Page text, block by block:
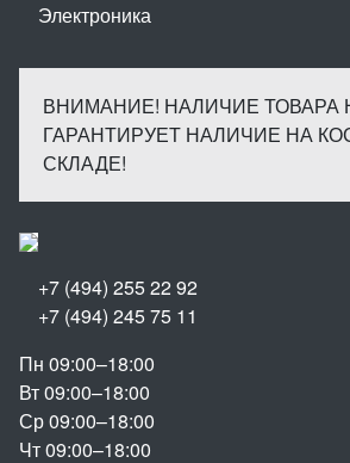
Электроника
ВНИМАНИЕ! НАЛИЧИЕ ТОВАРА
ГАРАНТИРУЕТ НАЛИЧИЕ НА
СКЛАДЕ!
+7 (494) 255 22 92
+7 (494) 245 75 11
Пн 09:00–18:00
Вт 09:00–18:00
Ср 09:00–18:00
Чт 09:00–18:00